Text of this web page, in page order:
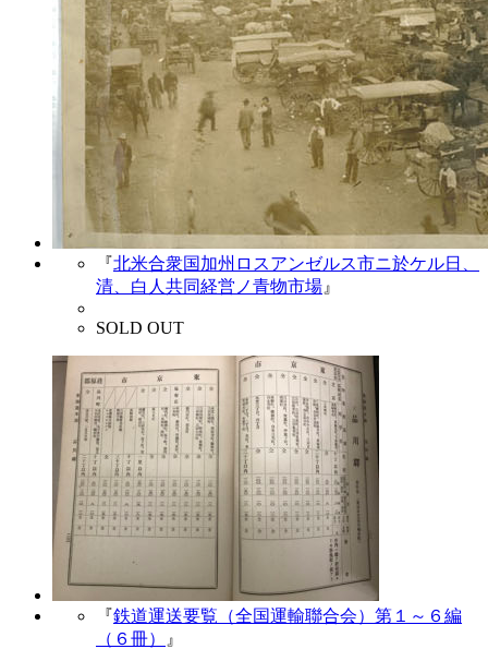
『北米合衆国加州ロスアンゼルス市ニ於ケル日、
清、白人共同経営ノ青物市場 』
SOLD OUT
『鉄道運送要覧（全国運輸聯合会）第１～６編
（６冊）
』